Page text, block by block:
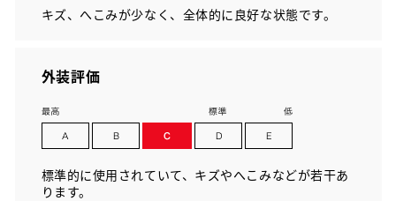
キズ、へこみが少なく、全体的に良好な状態です。
外装評価
標準的に使用されていて、キズやへこみなどが若干あ
ります。